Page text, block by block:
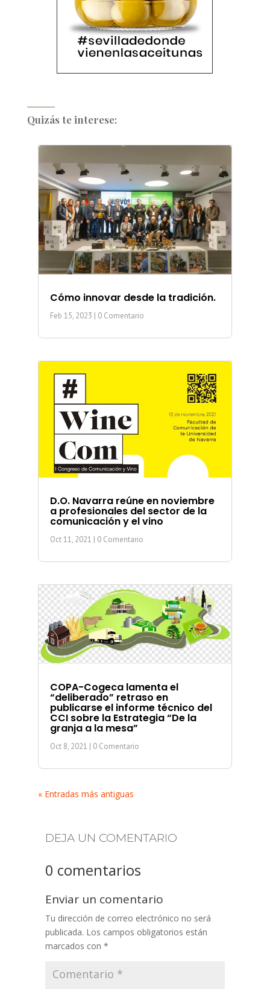
Quizás te interese:
Cómo innovar desde la tradición.
Feb 15, 2023 | 0 Comentario
D.O. Navarra reúne en noviembre
a profesionales del sector de la
comunicación y el vino
Oct 11, 2021 | 0 Comentario
COPA-Cogeca lamenta el
“deliberado” retraso en
publicarse el informe técnico del
CCI sobre la Estrategia “De la
granja a la mesa”
Oct 8, 2021 | 0 Comentario
« Entradas más antiguas
DEJA UN COMENTARIO
0 comentarios
Enviar un comentario
Tu dirección de correo electrónico no será
publicada. Los campos obligatorios están
marcados con *